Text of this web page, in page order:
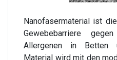
Nanofasermaterial ist
Gewebebarriere
Allergenen in Betten
Material wird mit den